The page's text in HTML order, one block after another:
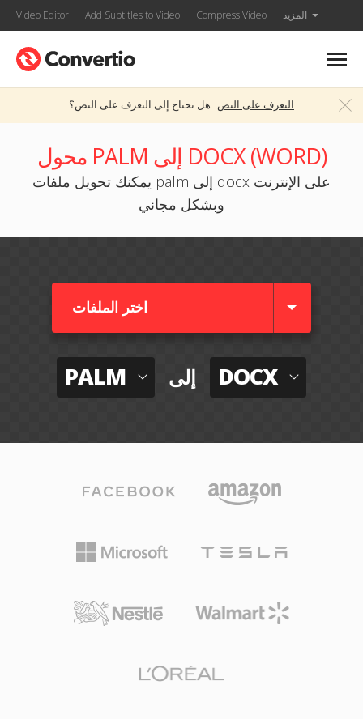
Video Editor Add Subtitles to Video Compress Video المزيد
هل تحتاج إلى التعرف على النص؟ التعرف على النص
محول PALM إلى DOCX (WORD)
يمكنك تحويل ملفات palm إلى docx على الإنترنت
وبشكل مجاني
اختر الملفات
PALM إلى DOCX